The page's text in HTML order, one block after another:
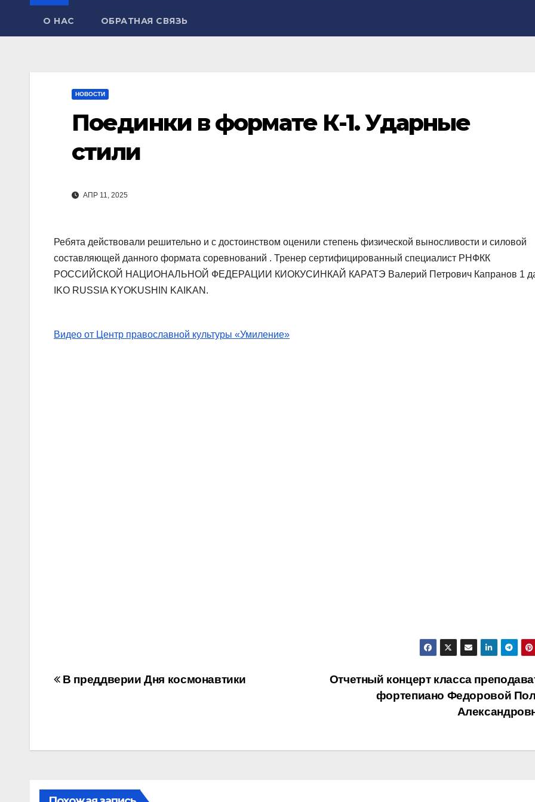
О НАС ОБРАТНАЯ СВЯЗЬ
НОВОСТИ
Поединки в формате К-1. Ударные
стили
АПР 11, 2025
Ребята действовали решительно и с достоинством оценили степень физической выносливости и силовой
составляющей данного формата соревнований . Тренер сертифицированный специалист РНФКК
РОССИЙСКОЙ НАЦИОНАЛЬНОЙ ФЕДЕРАЦИИ КИОКУСИНКАЙ КАРАТЭ Валерий Петрович Капранов 1
IKO RUSSIA KYOKUSHIN KAIKAN.
Видео от Центр православной культуры «Умиление»
Навигация
Отчетный концерт класса
фортепиано Федоровой
В преддверии Дня космонавтики